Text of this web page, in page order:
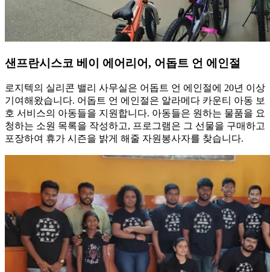
샌프란시스코 베이 에어리어, 어돕트 언 에인절
로지텍의 실리콘 밸리 사무실은 어돕트 언 에인절에 20년 이상
기여해왔습니다. 어돕트 언 에인절은 알라메다 카운티 아동 보
호 서비스의 아동들을 지원합니다. 아동들은 원하는 물품을 요
청하는 소원 목록을 작성하고, 프로그램은 그 선물을 구매하고
포장하여 휴가 시즌을 밝게 해줄 자원봉사자를 찾습니다.